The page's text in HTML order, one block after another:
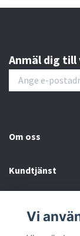
Anmäl dig
Om oss
Kundtjänst
Vi